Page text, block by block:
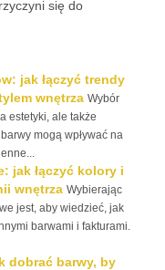
się do
jak łączyć trendy
wnętrza Wybór
estetyki, ale także
mogą wpływać na
jak łączyć kolory i
wnętrza Wybierając
jest, aby wiedzieć, jak
barwami i fakturami.
dobrać barwy, by